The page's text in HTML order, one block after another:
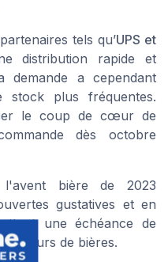
tels qu’UPS et
distribution rapide et
demande a cependant
plus fréquentes.
le coup de cœur de
dès octobre
bière de 2023
gustatives et en
une échéance de
de bières.